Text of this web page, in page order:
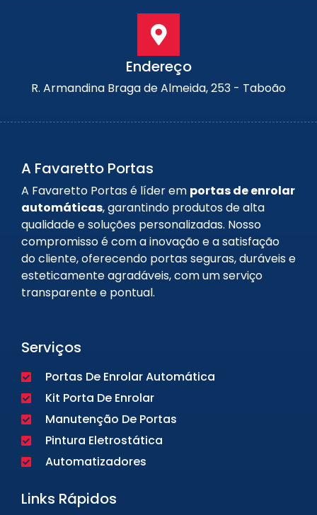
Endereço
R. Armandina Braga de Almeida, 253 - Taboão
A Favaretto Portas
A Favaretto Portas é líder em portas de enrolar
automáticas, garantindo produtos de alta
qualidade e soluções personalizadas. Nosso
compromisso é com a inovação e a satisfação
do cliente, oferecendo portas seguras, duráveis e
esteticamente agradáveis, com um serviço
transparente e pontual.
Serviços
Portas De Enrolar Automática
Kit Porta De Enrolar
Manutenção De Portas
Pintura Eletrostática
Automatizadores
Links Rápidos